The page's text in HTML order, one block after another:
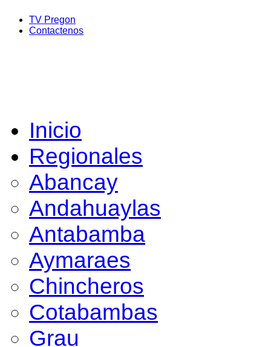
TV Pregon
Contactenos
Inicio
Regionales
Abancay
Andahuaylas
Antabamba
Aymaraes
Chincheros
Cotabambas
Grau